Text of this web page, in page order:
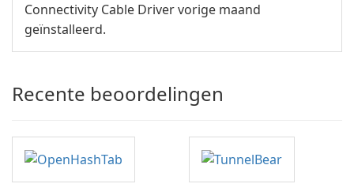
Connectivity Cable Driver vorige maand
geïnstalleerd.
Recente beoordelingen